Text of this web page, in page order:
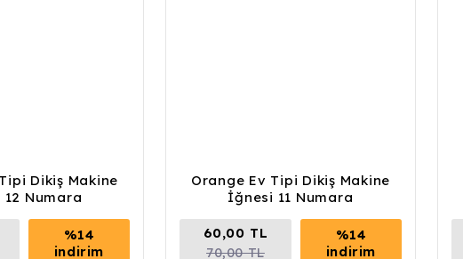
Dikiş Makine
Numara
%14
indirim
Orange Ev Tipi Dikiş Makine
İğnesi 11 Numara
60,00 TL
70,00 TL
%14
indirim